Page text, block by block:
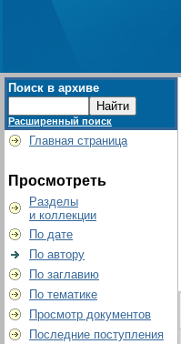
Поиск в архиве
Расширенный поиск
Главная страница
Просмотреть
Разделы
и коллекции
По дате
По автору
По заглавию
По тематике
Просмотр документов
Последние поступления